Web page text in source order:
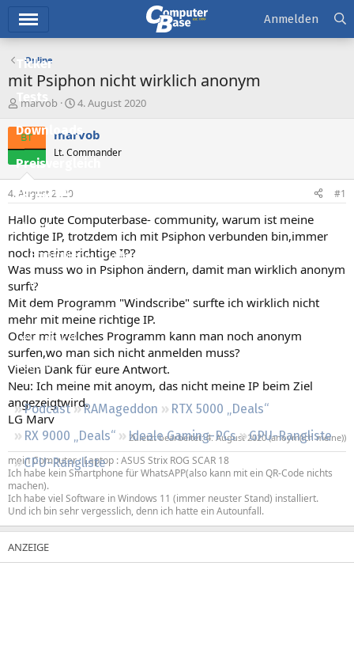
Ticker
Downloads
Preisvergleich
Forum
Aktuelles
Empfohlene Inhalte
Neue Beiträge
Neueste Aktivitäten
Leserartikel
Regeln
Podcast RAMageddon
RTX 5000 „Deals“
RX 9000 „Deals“
Ideale Gaming-PCs
GPU-Rangliste
CPU-Rangliste
Anmelden
Online
mit Psiphon nicht wirklich anonym
E
s
t
e
l
e
r
marvob
E
s
e
t
a
m
4. August 2020
marvob
Lt. Commander
4. August 2020 #1
Hallo gute Computerbase- community, warum ist meine
richtige IP, trotzdem ich mit Psiphon verbunden bin,immer
noch meine richtige IP?
Was muss wo in Psiphon ändern, damit man wirklich anonym
surft?
Mit dem Programm "Windscribe" surfte ich wirklich nicht
mehr mit meine richtige IP.
Oder mit welches Programm kann man noch anonym
surfen,wo man sich nicht anmelden muss?
Vielen Dank für eure Antwort.
Neu: Ich meine mit anoym, das nicht meine IP beim Ziel
angezeigtwird.
LG Marv
Zuletzt bearbeitet:4. August 2020(anoym(ich meine))
mein Computer : Laptop : ASUS Strix ROG SCAR 18
Ich habe kein Smartphone für WhatsAPP(also kann mit ein QR-Code nichts
machen).
Ich habe viel Software in Windows 11 (immer neuster Stand) installiert.
Und ich bin sehr vergesslich, denn ich hatte ein Autounfall.